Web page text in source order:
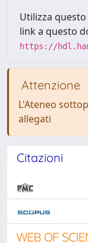
Utilizza
link a questo
https://
Attenzione
L'Ateneo
allegati
Citazioni